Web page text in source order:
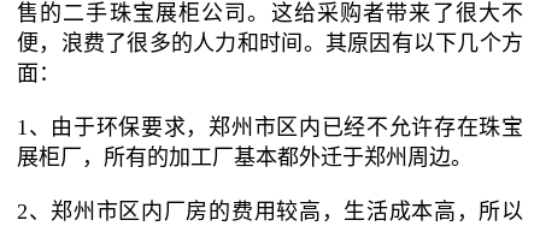
售的二手珠宝展柜公司。这给采购者带来了很大不
便，浪费了很多的人力和时间。其原因有以下几个方
面：
1、由于环保要求，郑州市区内已经不允许存在珠宝
展柜厂，所有的加工厂基本都外迁于郑州周边。
2、郑州市区内厂房的费用较高，生活成本高，所以